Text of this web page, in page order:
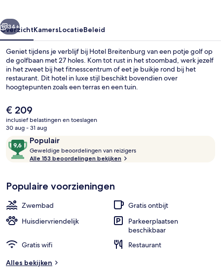
Volgende
34+
OverzichtKamersLocatieBeleid
Geniet tijdens je verblijf bij Hotel Breitenburg van een potje golf op
de golfbaan met 27 holes. Kom tot rust in het stoombad, werk jezelf
in het zweet bij het fitnesscentrum of eet je buikje rond bij het
restaurant. Dit hotel in luxe stijl beschikt bovendien over
hoogtepunten zoals een terras en een tuin.
De
huidige
prijs
€ 209
€ 209
inclusief belastingen en toeslagen
30 aug - 31 aug
Beoordelingen
Populair
9,6
van
10,
Geweldige beoordelingen van reizigers
i
e
e
Alle 153 beoordelingen bekijken
Populaire voorzieningen
Zwembad
Gratis ontbijt
Huisdiervriendelijk
Parkeerplaatsen
beschikbaar
Gratis wifi
Restaurant
Alles bekijken